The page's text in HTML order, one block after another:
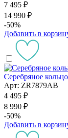
7 495 ₽
14 990 ₽
-50%
Добавить в
Серебряное
Арт: ZR7879AB
4 495 ₽
8 990 ₽
-50%
Добавить в